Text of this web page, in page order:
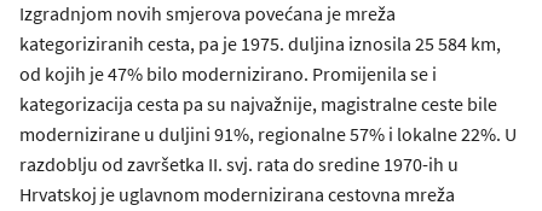
Izgradnjom novih smjerova povećana je mreža
kategoriziranih cesta, pa je 1975. duljina iznosila 25 584 km,
od kojih je 47% bilo modernizirano. Promijenila se i
kategorizacija cesta pa su najvažnije, magistralne ceste bile
modernizirane u duljini 91%, regionalne 57% i lokalne 22%. U
razdoblju od završetka II. svj. rata do sredine 1970-ih u
Hrvatskoj je uglavnom modernizirana cestovna mreža